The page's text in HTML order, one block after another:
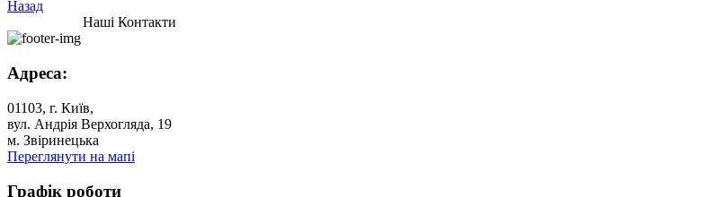
Назад
Наші Контакти
Адреса:
01103, г. Київ,
вул. Андрія Верхогляда, 19
м. Звіринецька
Переглянути на мапі
Графік роботи